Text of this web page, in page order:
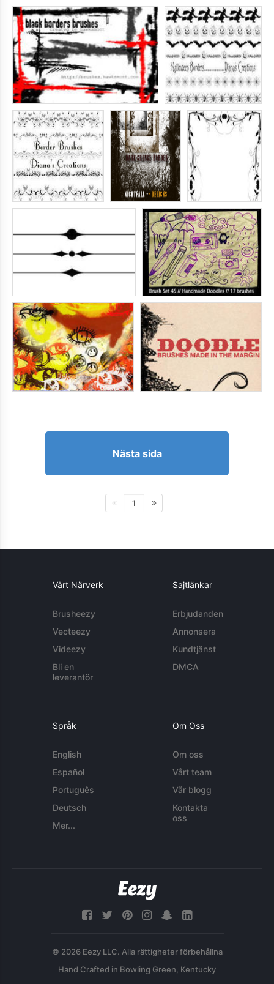
Nästa sida
1
Vårt Närverk
Brusheezy
Vecteezy
Videezy
Bli en
leverantör
Sajtlänkar
Erbjudanden
Annonsera
Kundtjänst
DMCA
Språk
English
Español
Português
Deutsch
Mer...
Om Oss
Om oss
Vårt team
Vår blogg
Kontakta
oss
© 2026 Eezy LLC. Alla rättigheter förbehållna